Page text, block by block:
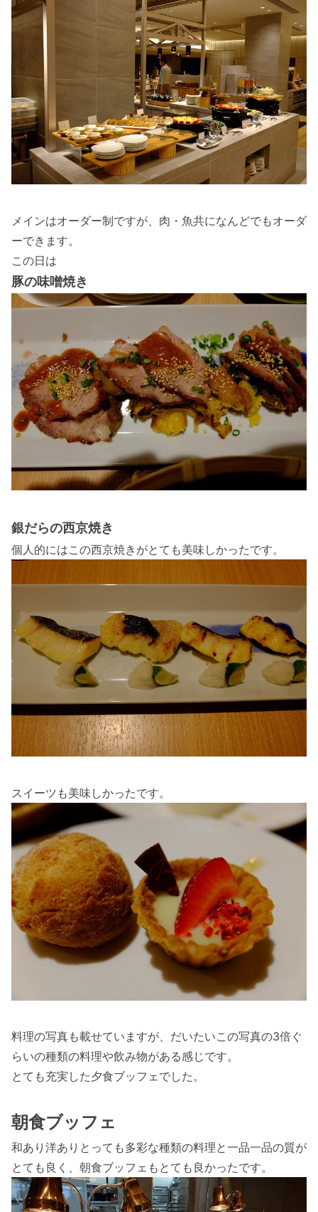
メインはオーダー制ですが、肉・魚共になんどでもオーダ
ーできます。
この日は
豚の味噌焼き
銀だらの西京焼き
個人的にはこの西京焼きがとても美味しかったです。
スイーツも美味しかったです。
料理の写真も載せていますが、だいたいこの写真の3倍ぐ
らいの種類の料理や飲み物がある感じです。
とても充実した夕食ブッフェでした。
朝食ブッフェ
和あり洋ありとっても多彩な種類の料理と一品一品の質が
とても良く、朝食ブッフェもとても良かったです。